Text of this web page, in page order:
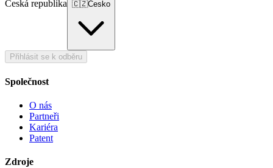
Česká republika 🇨🇿Česko
Přihlásit se k odběru
Společnost
O nás
Partneři
Kariéra
Patent
Zdroje